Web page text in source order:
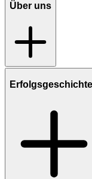
Über uns